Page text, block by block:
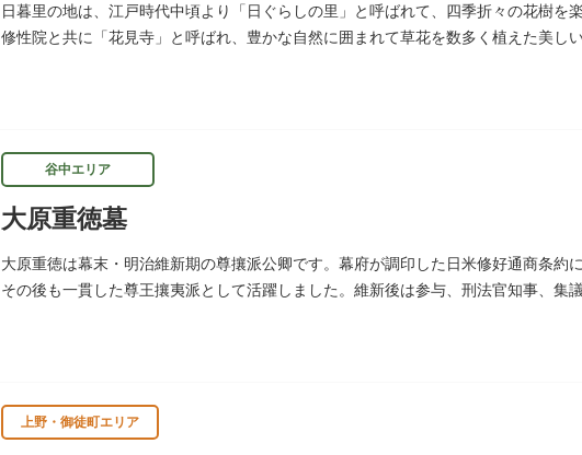
日暮里の地は、江戸時代中頃より「日ぐらしの里」と呼ばれて、四季折々の花樹を
修性院と共に「花見寺」と呼ばれ、豊かな自然に囲まれて草花を数多く植えた美し
谷中エリア
大原重徳墓
大原重徳は幕末・明治維新期の尊攘派公卿です。幕府が調印した日米修好通商条約
その後も一貫した尊王攘夷派として活躍しました。維新後は参与、刑法官知事、集
上野・御徒町エリア